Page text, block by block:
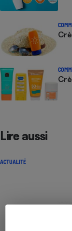
Lire aussi
ACTUALITÉ